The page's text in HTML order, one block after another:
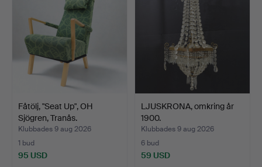
Fåtölj, "Seat Up", OH
Sjögren, Tranås.
Klubbades 9 aug 2026
1 bud
95 USD
LJUSKRONA, omkring år
1900.
Klubbades 9 aug 2026
6 bud
59 USD